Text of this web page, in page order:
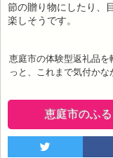
節の贈り物にしたり、
楽しそうです。
恵庭市の体験型返礼品を
っと、これまで気付かな
恵庭市のふ